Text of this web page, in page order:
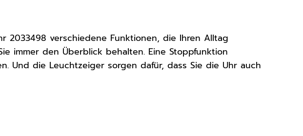
2033498 verschiedene Funktionen, die Ihren Alltag
immer den Überblick behalten. Eine Stoppfunktion
Und die Leuchtzeiger sorgen dafür, dass Sie die Uhr auch